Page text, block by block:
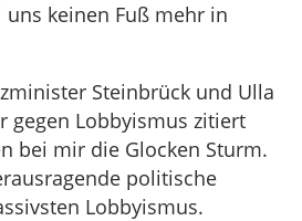
uns keinen Fuß mehr in
Steinbrück und Ulla
gegen Lobbyismus zitiert
bei mir die Glocken Sturm.
politische
Lobbyismus.